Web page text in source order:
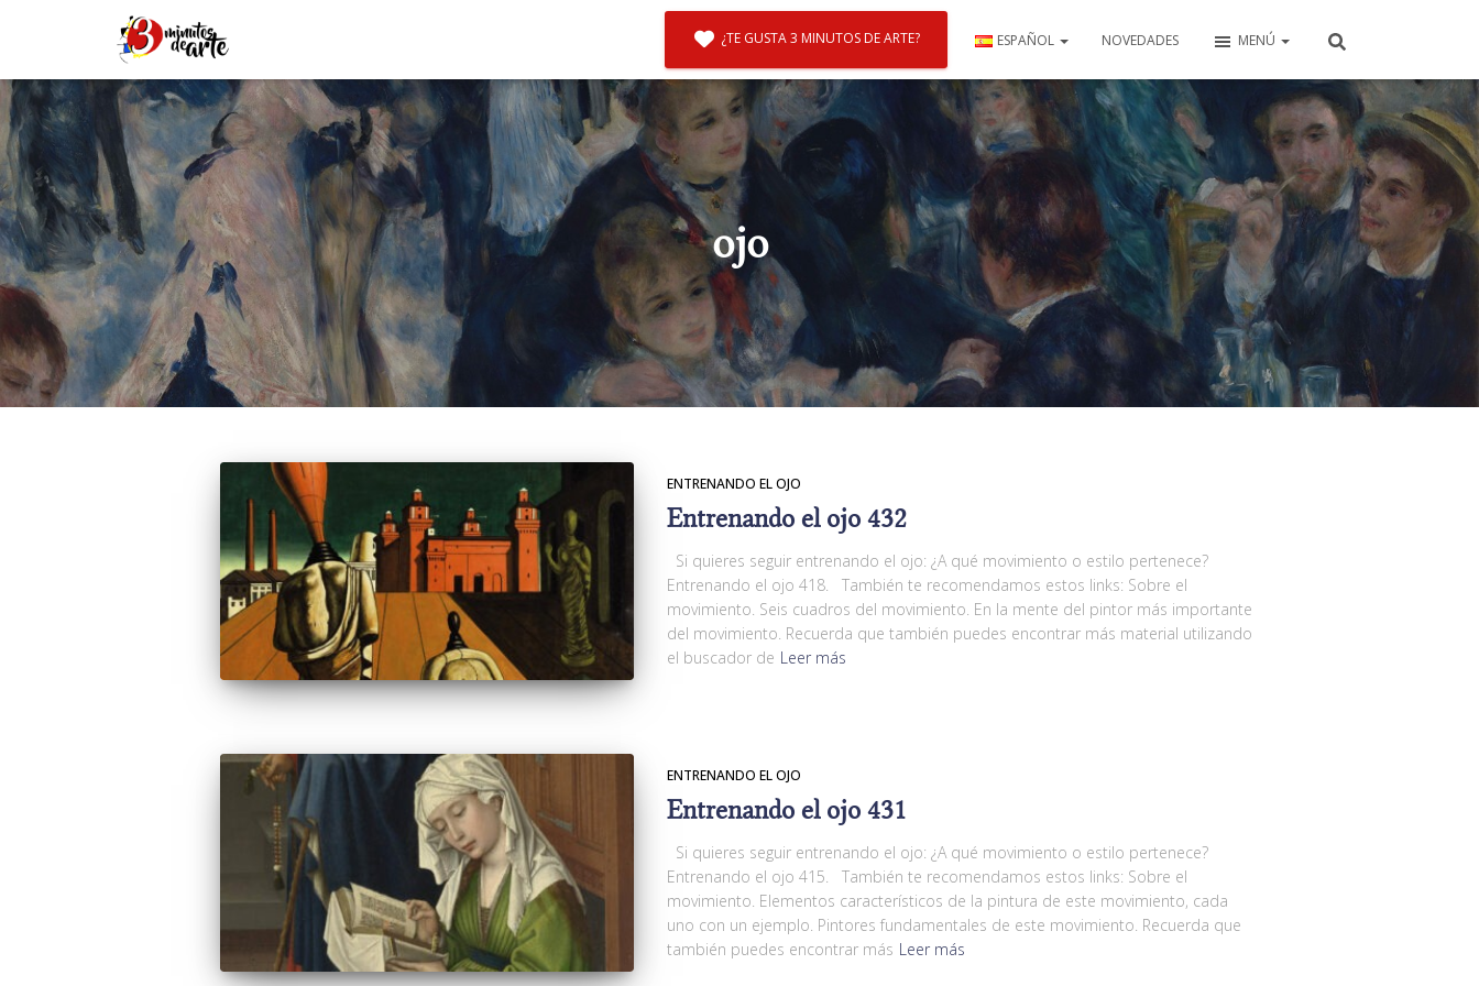
¿TE GUSTA 3 MINUTOS DE ARTE? ESPAÑOL NOVEDADES MENÚ
ojo
ENTRENANDO EL OJO
Entrenando el ojo 432
Si quieres seguir entrenando el ojo: ¿A qué movimiento o estilo pertenece?
Entrenando el ojo 418. También te recomendamos estos links: Sobre el
movimiento. Seis cuadros del movimiento. En la mente del pintor más importante
del movimiento. Recuerda que también puedes encontrar más material utilizando
el buscador de Leer más
ENTRENANDO EL OJO
Entrenando el ojo 431
Si quieres seguir entrenando el ojo: ¿A qué movimiento o estilo pertenece?
Entrenando el ojo 415. También te recomendamos estos links: Sobre el
movimiento. Elementos característicos de la pintura de este movimiento, cada
uno con un ejemplo. Pintores fundamentales de este movimiento. Recuerda que
también puedes encontrar más Leer más